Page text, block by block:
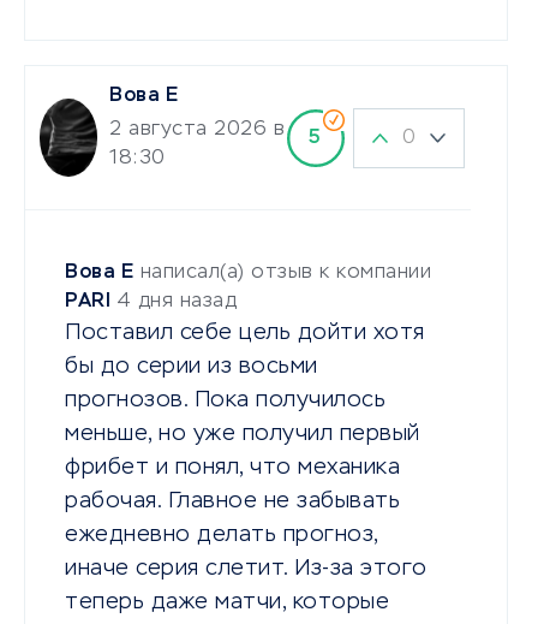
Вова Е
2 августа 2026 в
18:30
5 0
Вова Е написал(а) отзыв к компании
PARI 4 дня назад
Поставил себе цель дойти хотя
бы до серии из восьми
прогнозов. Пока получилось
меньше, но уже получил первый
фрибет и понял, что механика
рабочая. Главное не забывать
ежедневно делать прогноз,
иначе серия слетит. Из-за этого
теперь даже матчи, которые